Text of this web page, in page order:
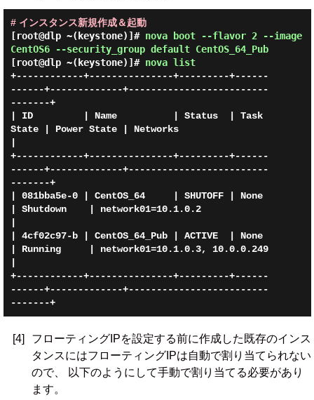
# インスタンス新規作成＆起動
[root@dlp ~(keystone)]# nova boot --flavor 2 --image
CentOS6 --security_group default CentOS_64_Pub
[root@dlp ~(keystone)]# nova list
+------------+---------------+---------+------
------+-------------+-------------------------
-------+
| ID         | Name          | Status  | Task
State | Power State | Networks
+------------+---------------+---------+------
------+-------------+-------------------------
-------+
| 081bba5e-0 | CentOS_64     | SHUTOFF | None
| Shutdown    | network01=10.1.0.2
| 4cf02c97-b | CentOS_64_Pub | ACTIVE  | None
| Running     | network01=10.1.0.3, 10.0.0.249
+------------+---------------+---------+------
------+-------------+-------------------------
-------+
[4]
フローティングIPを設定する前に作成した既存のインス
タンスにはフローティングIPは自動で割り当てられない
ので、 以下のようにして手動で割り当てる必要があり
ます。